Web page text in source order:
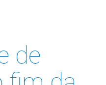
de